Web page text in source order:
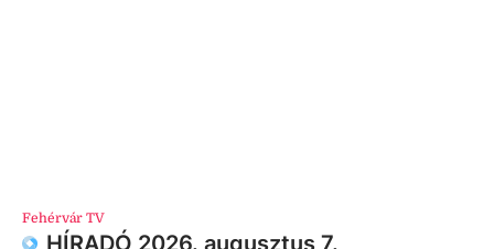
Fehérvár TV
HÍRADÓ 2026. augusztus 7.